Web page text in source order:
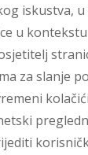
iskustva, u
u
za slanje